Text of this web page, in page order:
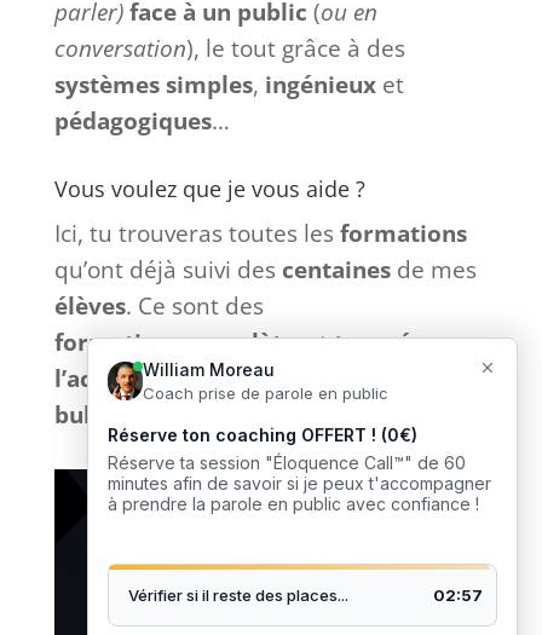
parler) face à un public (ou en
conversation), le tout grâce à des
systèmes simples, ingénieuxet
pédagogiques…
Vous voulez que je vous aide ?
Ici, tu trouveras toutes lesformations
qu’ont déjà suivi des centainesde mes
élèves. Ce sont des
formationscomplètesettournéesvers
l’actionsans bla-bla inutile et
bullshit